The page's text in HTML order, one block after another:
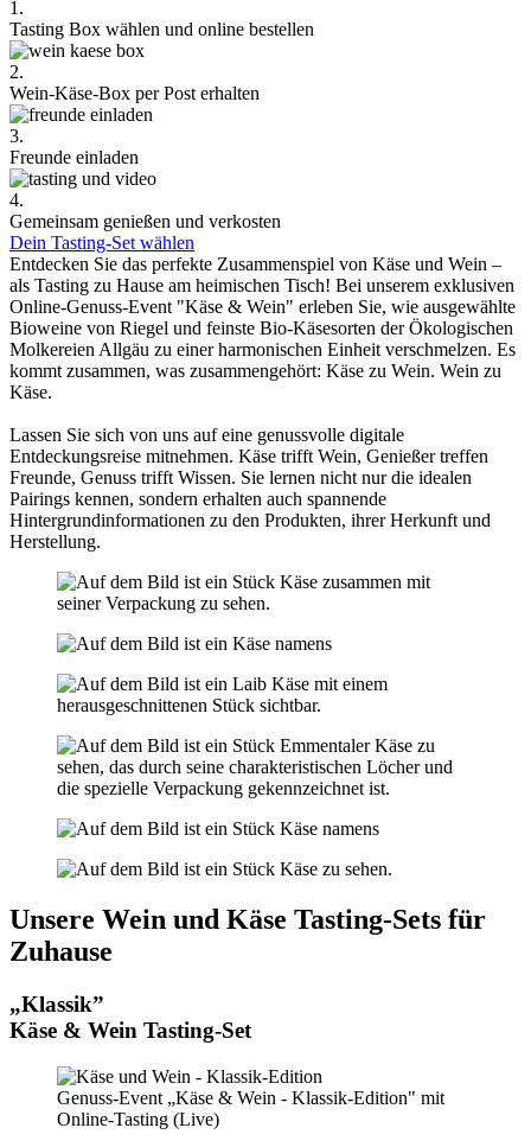
1.
Tasting Box wählen und online bestellen
2.
Wein-Käse-Box per Post erhalten
3.
Freunde einladen
4.
Gemeinsam genießen und verkosten
Dein Tasting-Set wählen
Entdecken Sie das perfekte Zusammenspiel von Käse und Wein –
als Tasting zu Hause am heimischen Tisch! Bei unserem exklusiven
Online-Genuss-Event "Käse & Wein" erleben Sie, wie ausgewählte
Bioweine von Riegel und feinste Bio-Käsesorten der Ökologischen
Molkereien Allgäu zu einer harmonischen Einheit verschmelzen. Es
kommt zusammen, was zusammengehört: Käse zu Wein. Wein zu
Käse.
Lassen Sie sich von uns auf eine genussvolle digitale
Entdeckungsreise mitnehmen. Käse trifft Wein, Genießer treffen
Freunde, Genuss trifft Wissen. Sie lernen nicht nur die idealen
Pairings kennen, sondern erhalten auch spannende
Hintergrundinformationen zu den Produkten, ihrer Herkunft und
Herstellung.
Unsere Wein und Käse Tasting-Sets für
Zuhause
„Klassik”
Käse & Wein Tasting-Set
Genuss-Event „Käse & Wein - Klassik-Edition" mit
Online-Tasting (Live)